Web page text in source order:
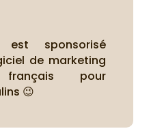
sponsorisé
de marketing
français pour
😉